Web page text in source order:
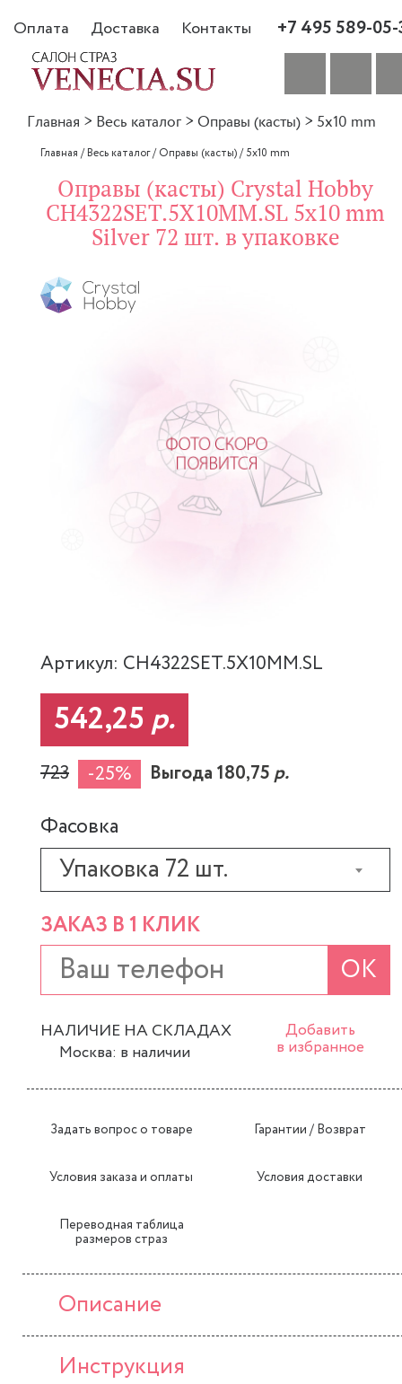
Оплата Доставка Контакты +7 495 589-
Главная > Весь каталог > Оправы (касты) > 5x10 mm
Главная /Весь каталог/Оправы (касты)/5x10 mm
Оправы (касты) Crystal Hobby
CH4322SET.5X10MM.SL 5x10 mm
Silver 72 шт. в упаковке
Артикул: CH4322SET.5X10MM.SL
542,25 р.
723 -25% Выгода 180,75р.
Фасовка
Упаковка 72 шт.
ЗАКАЗ В 1 КЛИК
ОК
НАЛИЧИЕ НА СКЛАДАХ
Москва: в наличии
Добавить
в избранное
Задать вопрос о товаре Гарантии / Возврат
Условия заказа и оплаты Условия доставки
Переводная таблица
размеров страз
Описание
Инструкция